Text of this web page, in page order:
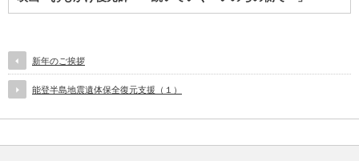
新年のご挨拶
能登半島地震遺体保全復元支援（１）